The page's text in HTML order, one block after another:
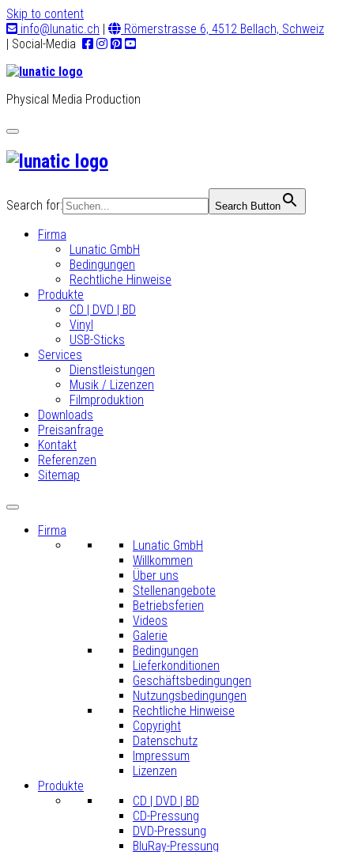
Skip to content
info@lunatic.ch |
Römerstrasse 6, 4512 Bellach, Schweiz
| Social-Media
Physical Media Production
Toggle
navigation
Search for: Search Button
Firma
Lunatic GmbH
Bedingungen
Rechtliche Hinweise
Produkte
CD | DVD | BD
Vinyl
USB-Sticks
Services
Dienstleistungen
Musik / Lizenzen
Filmproduktion
Downloads
Preisanfrage
Kontakt
Referenzen
Sitemap
Firma
Lunatic GmbH
Willkommen
Über uns
Stellenangebote
Betriebsferien
Videos
Galerie
Bedingungen
Lieferkonditionen
Geschäftsbedingungen
Nutzungsbedingungen
Rechtliche Hinweise
Copyright
Datenschutz
Impressum
Lizenzen
Produkte
CD | DVD | BD
CD-Pressung
DVD-Pressung
BluRay-Pressung